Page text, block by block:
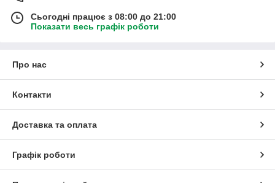
Сьогодні працює з 08:00 до 21:00
Показати весь графік роботи
Про нас
Контакти
Доставка та оплата
Графік роботи